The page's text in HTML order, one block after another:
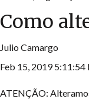
Como
Julio Camargo
Feb 15, 2019 5:11:54
ATENÇÃO: